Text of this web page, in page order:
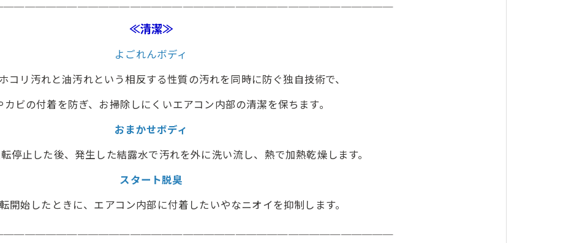
≪清潔≫
よごれんボディ
コリ汚れと油汚れという相反する性質の汚れを同時に防ぐ独自技術で、
カビの付着を防ぎ、お掃除しにくいエアコン内部の清潔を保ちます。
おまかせボディ
停止した後、発生した結露水で汚れを外に洗い流し、熱で加熱乾燥します。
スタート脱臭
開始したときに、エアコン内部に付着したいやなニオイを抑制します。